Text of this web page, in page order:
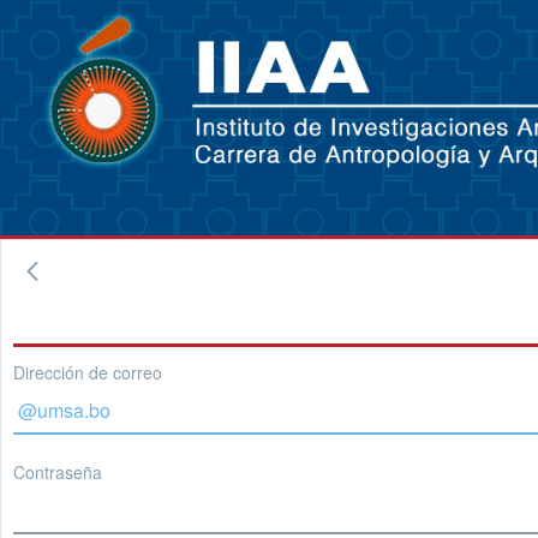
Dirección de correo
Contraseña